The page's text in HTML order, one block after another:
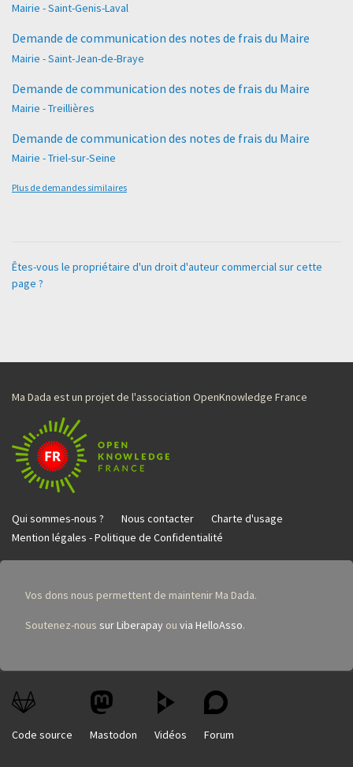
Mairie - Saint-Genis-Laval
Demande de communication des notes de frais du Maire
Mairie - Saint-Jean-de-Braye
Demande de communication des notes de frais du Maire
Mairie - Treillières
Demande de communication des notes de frais du Maire
Mairie - Triel-sur-Seine
Plus de demandes similaires
Êtes-vous le propriétaire d'un droit d'auteur commercial sur cette
page ?
Ma Dada est un projet de l'association OpenKnowledge France
Qui sommes-nous ? Nous contacter
Charte d'usage
Mention légales - Politique de Confidentialité
Vos dons nous permettent de maintenir Ma Dada.
Soutenez-nous sur Liberapay ou via HelloAsso.
Code source Mastodon Vidéos Forum